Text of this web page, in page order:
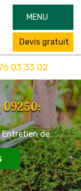
MENU
Devis gratuit
03 33 02
09250:
Entretien de